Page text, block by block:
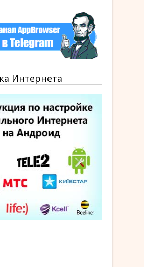
Интернета